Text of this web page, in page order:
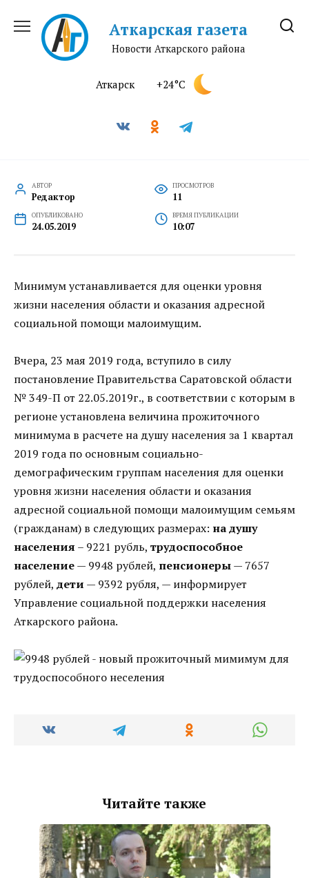
содержанию
Аткарская газета
Новости Аткарского района
Аткарск +24°C
АВТОР
Редактор
ПРОСМОТРОВ
11
ОПУБЛИКОВАНО
24.05.2019
ВРЕМЯ ПУБЛИКАЦИИ
10:07
Минимум устанавливается для оценки уровня
жизни населения области и оказания адресной
социальной помощи малоимущим.
Вчера, 23 мая 2019 года, вступило в силу
постановление Правительства Саратовской области
№ 349-П от 22.05.2019г., в соответствии с которым в
регионе установлена величина прожиточного
минимума в расчете на душу населения за 1 квартал
2019 года по основным социально-
демографическим группам населения для оценки
уровня жизни населения области и оказания
адресной социальной помощи малоимущим семьям
(гражданам) в следующих размерах: на душу
населения – 9221 рубль, трудоспособное
население— 9948 рублей, пенсионеры— 7657
рублей, дети — 9392 рубля, — информирует
Управление социальной поддержки населения
Аткарского района.
Читайте также